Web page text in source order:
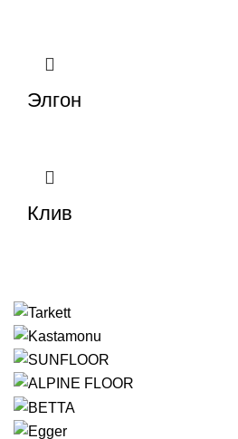
Элгон
Клив